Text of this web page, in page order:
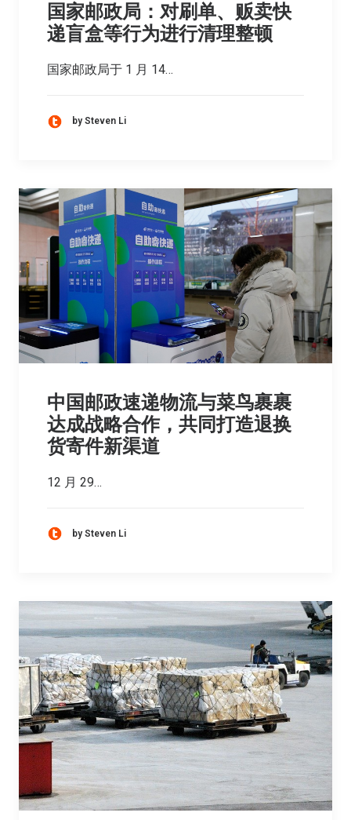
国家邮政局：对刷单、贩卖快
递盲盒等行为进行清理整顿
国家邮政局于 1 月 14…
by Steven Li
中国邮政速递物流与菜鸟裹裹
达成战略合作，共同打造退换
货寄件新渠道
12 月 29…
by Steven Li